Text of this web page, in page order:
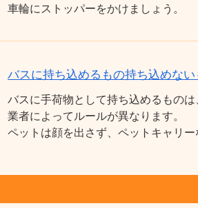
車輪にストッパーをかけましょう。
バスに持ち込めるもの持ち込めない
バスに手荷物として持ち込めるもの
業者によってルールが異なります。
ペットは顔を出さず、ペットキャリ